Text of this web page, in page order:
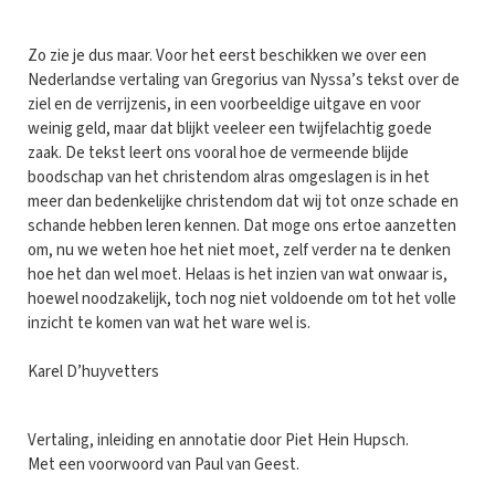
Zo zie je dus maar. Voor het eerst beschikken we over een
Nederlandse vertaling van Gregorius van Nyssa’s tekst over de
ziel en de verrijzenis, in een voorbeeldige uitgave en voor
weinig geld, maar dat blijkt veeleer een twijfelachtig goede
zaak. De tekst leert ons vooral hoe de vermeende blijde
boodschap van het christendom alras omgeslagen is in het
meer dan bedenkelijke christendom dat wij tot onze schade en
schande hebben leren kennen. Dat moge ons ertoe aanzetten
om, nu we weten hoe het niet moet, zelf verder na te denken
hoe het dan wel moet. Helaas is het inzien van wat onwaar is,
hoewel noodzakelijk, toch nog niet voldoende om tot het volle
inzicht te komen van wat het ware wel is.
Karel D’huyvetters
Vertaling, inleiding en annotatie door Piet Hein Hupsch.
Met een voorwoord van Paul van Geest.